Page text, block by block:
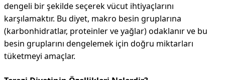
dengeli bir şekilde seçerek vücut ihtiyaçlarını
karşılamaktır. Bu diyet, makro besin gruplarına
(karbonhidratlar, proteinler ve yağlar) odaklanır ve bu
besin gruplarını dengelemek için doğru miktarları
tüketmeyi amaçlar.